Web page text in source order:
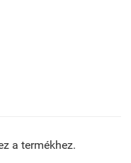
a termékhez.